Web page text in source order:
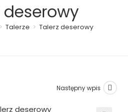
deserowy
> Talerze > Talerz deserowy
Następny wpis